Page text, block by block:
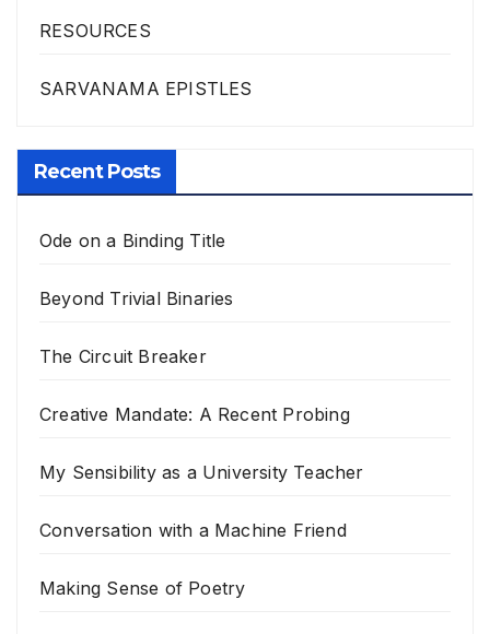
RESOURCES
SARVANAMA EPISTLES
Recent Posts
Ode on a Binding Title
Beyond Trivial Binaries
The Circuit Breaker
Creative Mandate: A Recent Probing
My Sensibility as a University Teacher
Conversation with a Machine Friend
Making Sense of Poetry